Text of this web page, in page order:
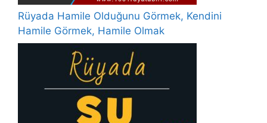
Rüyada Hamile Olduğunu Görmek, Kendini
Hamile Görmek, Hamile Olmak